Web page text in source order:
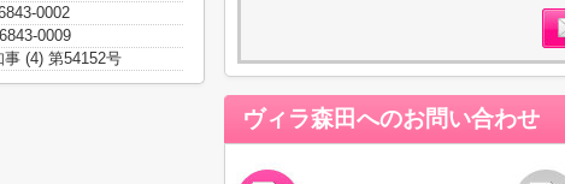
ヴィラ森田へのお問い合わせ
0002
0009
事 (4) 第54152号